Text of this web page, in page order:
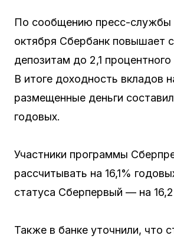
По сообщению пресс-службы
октября Сбербанк повышает
депозитам до 2,1 процентного
В итоге доходность вкладов
размещенные деньги
годовых.
Участники программы
рассчитывать на 16,1%
статуса Сберпервый — на
Также в банке уточнили, что